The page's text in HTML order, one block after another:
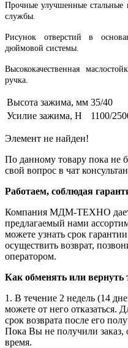
Прочные улучшенные стальные
службы.
Рисунок отверстий в
дюймовой системы.
Высококачественная
ручка.
Высота зажима, мм 35/40
Усилие зажима, H
1100/
Элемент не найден!
По данному товару пока не
свой вопрос в чат
Работаем, соблюдая
Компания МДМ-ТЕХНО дает
предлагаемый нами
можете узнать срок
осуществить возврат,
оператором.
Как обменять или вернуть
1. В течение 2 недель (14
можете от него отказаться.
срок возврата после его
Пока Вы не получили заказ,
время.